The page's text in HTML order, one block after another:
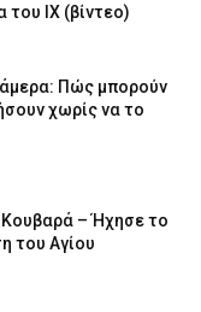
του ΙΧ (βίντεο)
Πώς μπορούν
χωρίς να το
– Ήχησε το
του Αγίου